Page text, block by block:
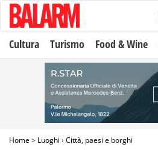
Cultura Turismo Food & Wine
Home> Luoghi › Città, paesi e borghi